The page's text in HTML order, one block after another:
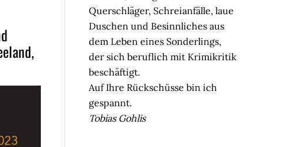
Querschläger, Schreianfälle, laue
Duschen und Besinnliches aus
dem Leben eines Sonderlings,
der sich beruflich mit Krimikritik
beschäftigt.
Auf Ihre Rückschüsse bin ich
gespannt.
Tobias Gohlis